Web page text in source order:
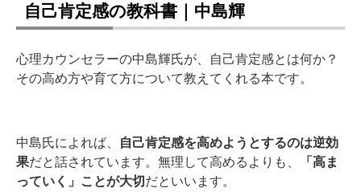
自己肯定感の教科書｜中島輝
心理カウンセラーの中島輝氏が、自己肯定感とは何か？
その高め方や育て方について教えてくれる本です。
中島氏によれば、
自己肯定感を高めようとするのは逆効
果だと話されています。無理して高めるよりも、
「高ま
っていく」ことが大切 だといいます。